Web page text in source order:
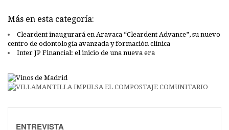
Más en esta categoría:
Cleardent inaugurará en Aravaca “Cleardent Advance”, su nuevo
centro de odontología avanzada y formación clínica
Inter JP Financial: el inicio de una nueva era
ENTREVISTA